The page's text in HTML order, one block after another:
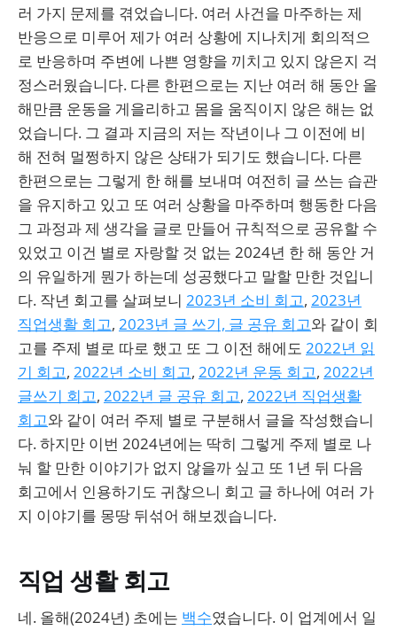
러 가지 문제를 겪었습니다. 여러 사건을 마주하는 제
반응으로 미루어 제가 여러 상황에 지나치게 회의적으
로 반응하며 주변에 나쁜 영향을 끼치고 있지 않은지 걱
정스러웠습니다. 다른 한편으로는 지난 여러 해 동안 올
해만큼 운동을 게을리하고 몸을 움직이지 않은 해는 없
었습니다. 그 결과 지금의 저는 작년이나 그 이전에 비
해 전혀 멀쩡하지 않은 상태가 되기도 했습니다. 다른
한편으로는 그렇게 한 해를 보내며 여전히 글 쓰는 습관
을 유지하고 있고 또 여러 상황을 마주하며 행동한 다음
그 과정과 제 생각을 글로 만들어 규칙적으로 공유할 수
있었고 이건 별로 자랑할 것 없는 2024년 한 해 동안 거
의 유일하게 뭔가 하는데 성공했다고 말할 만한 것입니
다. 작년 회고를 살펴보니 2023년 소비 회고, 2023년
직업생활 회고, 2023년 글 쓰기, 글 공유 회고와 같이 회
고를 주제 별로 따로 했고 또 그 이전 해에도 2022년 읽
기 회고, 2022년 소비 회고, 2022년 운동 회고, 2022년
글쓰기 회고, 2022년 글 공유 회고, 2022년 직업생활
회고와 같이 여러 주제 별로 구분해서 글을 작성했습니
다. 하지만 이번 2024년에는 딱히 그렇게 주제 별로 나
눠 할 만한 이야기가 없지 않을까 싶고 또 1년 뒤 다음
회고에서 인용하기도 귀찮으니 회고 글 하나에 여러 가
지 이야기를 몽땅 뒤섞어 해보겠습니다.
직업 생활 회고
네. 올해(2024년) 초에는 백수였습니다. 이 업계에서 일